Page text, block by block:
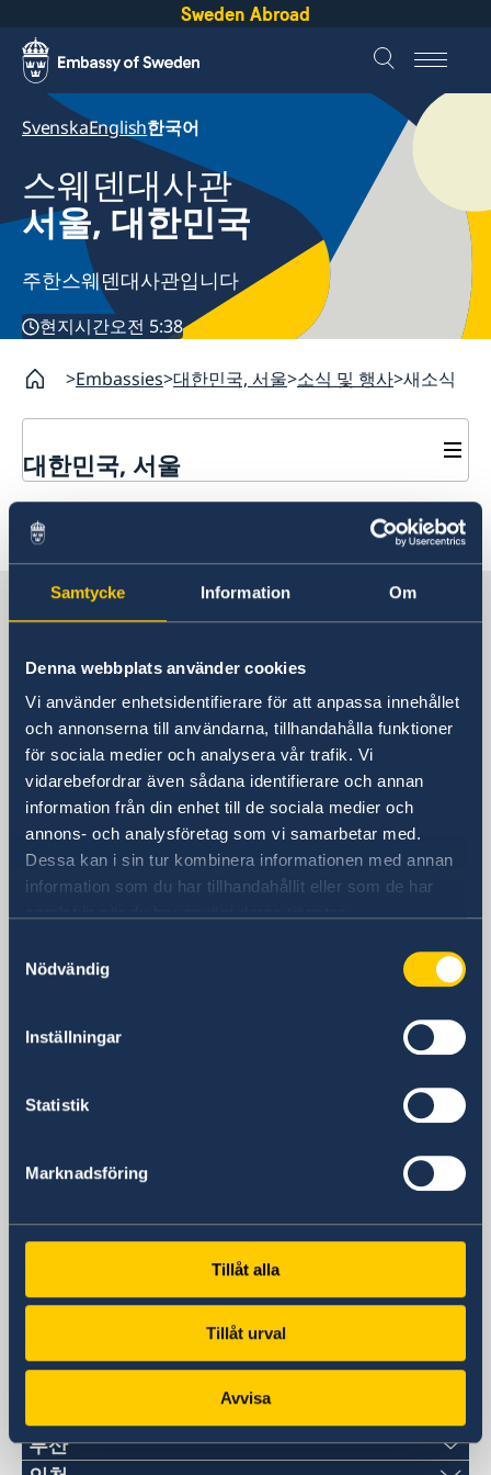
Samtycke Information Om
Denna webbplats använder cookies
Vi använder enhetsidentifierare för att anpassa innehållet
och annonserna till användarna, tillhandahålla funktioner
för sociala medier och analysera vår trafik. Vi
vidarebefordrar även sådana identifierare och annan
information från din enhet till de sociala medier och
annons- och analysföretag som vi samarbetar med.
Dessa kan i sin tur kombinera informationen med annan
information som du har tillhandahållit eller som de har
Nödvändig
Inställningar
Statistik
Marknadsföring
Tillåt alla
Tillåt urval
Avvisa
Sweden Abroad
SvenskaEnglish한국어
스웨덴대사관
서울, 대한민국
주한스웨덴대사관입니다
현지시간오전 5:38
Embassies 대한민국, 서울 소식 및 행사 새소식
대한민국, 서울
소식 및 행사
새소식
스웨덴 미디어
연락처
관련 협회 및 기타
대사관 안내
대사관 직원
칼-울르프 안데르손 주한스웨덴대사
과학혁신사무소 OSI
스웨덴 기업 지원 안내
스웨덴 기업을 위한 자원
팀 스웨덴
지원 방법
주한 스웨덴 기업
무역 장벽 신고
새소식
한국 속의 스웨덴
주한스웨덴대사관
방문 주소
서울 중구 소월로 10
단암빌딩 8층
04527
우편주소
서울 중앙우체국
사서함 제 3577 호
04535
+82 2 3703-3700
주한스웨덴대사관 대표메일(일반 문의)
주한스웨덴대사관 영사과/비자 메일(영사 문
의)
주한무역투자대표부 대표 메일(통상 문의)
소셜미디어
스웨덴영사관
+82-2-22227120
+82-062-520-2113
전화
부산